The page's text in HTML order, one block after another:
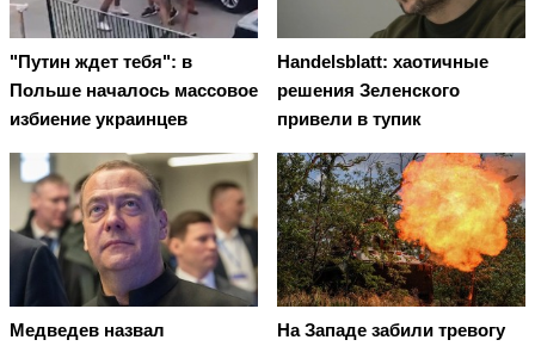
"Путин ждет тебя": в
Польше началось массовое
избиение украинцев
Handelsblatt: хаотичные
решения Зеленского
привели в тупик
Медведев назвал
На Западе забили тревогу